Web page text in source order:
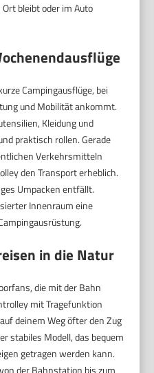
bleibt oder im Auto
Campingausflüge, bei
und Mobilität ankommt.
Kleidung und
praktisch rollen. Gerade
Verkehrsmitteln
den Transport erheblich.
Umpacken entfällt.
Innenraum eine
in die Natur
die mit der Bahn
mit Tragefunktion
deinem Weg öfter den Zug
stabiles Modell, das bequem
getragen werden kann.
der Bahnstation bis zum